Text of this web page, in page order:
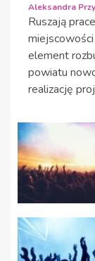
Aleksandra
Ruszają
element
powiatu
realizację